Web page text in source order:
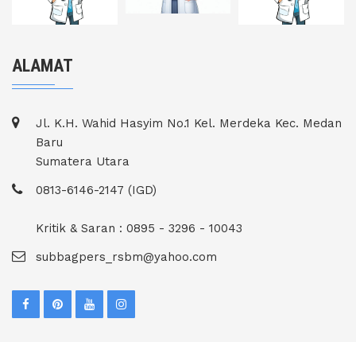
ALAMAT
Jl. K.H. Wahid Hasyim No.1 Kel. Merdeka Kec. Medan
Baru
Sumatera Utara
0813-6146-2147 (IGD)
Kritik & Saran : 0895 - 3296 - 10043
subbagpers_rsbm@yahoo.com